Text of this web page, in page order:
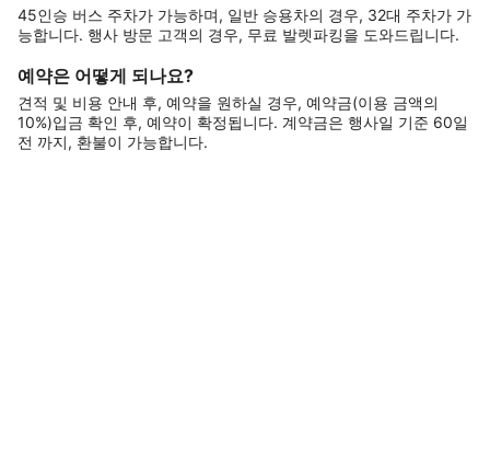
45인승 버스 주차가 가능하며, 일반 승용차의 경우, 32대 주차가 가
능합니다. 행사 방문 고객의 경우, 무료 발렛파킹을 도와드립니다.
예약은 어떻게 되나요?
견적 및 비용 안내 후, 예약을 원하실 경우, 예약금(이용 금액의
10%)입금 확인 후, 예약이 확정됩니다. 계약금은 행사일 기준 60일
전 까지, 환불이 가능합니다.